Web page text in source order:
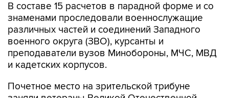
В составе 15 расчетов в парадной форме и со
знаменами проследовали военнослужащие
различных частей и соединений Западного
военного округа (ЗВО), курсанты и
преподаватели вузов Минобороны, МЧС, МВД
и кадетских корпусов.
Почетное место на зрительской трибуне